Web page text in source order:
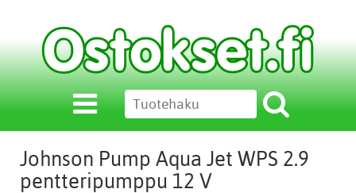
Johnson Pump Aqua Jet WPS 2.9
pentteripumppu 12 V